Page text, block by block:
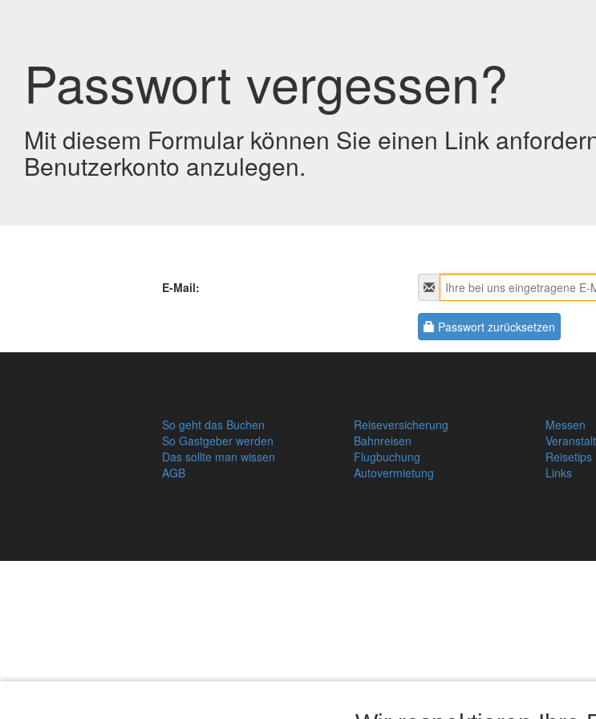
Passwort vergessen?
Mit diesem Formular können Sie einen Link
Benutzerkonto anzulegen.
E-Mail:
Passwort zurücksetzen
So geht das Buchen
So Gastgeber werden
Das sollte man wissen
AGB
Reiseversicherung
Bahnreisen
Flugbuchung
Autovermietung
Messen
Reisetips
Links